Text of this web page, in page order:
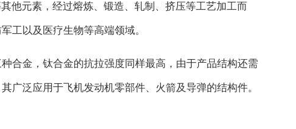
他元素，经过熔炼、锻造、轧制、挤压等工艺加工而
工以及医疗生物等高端领域。
合金，钛合金的抗拉强度同样最高，由于产品结构还需
广泛应用于飞机发动机零部件、火箭及导弹的结构件。